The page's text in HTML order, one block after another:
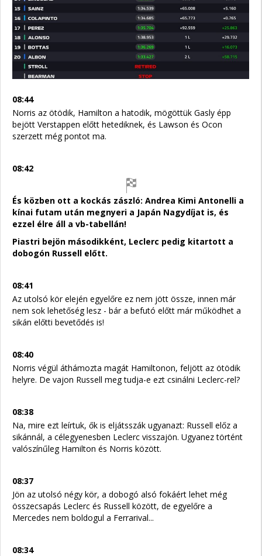
08:44
Norris az ötödik, Hamilton a hatodik, mögöttük Gasly épp
bejött Verstappen előtt hetediknek, és Lawson és Ocon
szerzett még pontot ma.
08:42
És közben ott a kockás zászló: Andrea Kimi Antonelli a
kínai futam után megnyeri a Japán Nagydíjat is, és
ezzel élre áll a vb-tabellán!
Piastri bejön másodikként, Leclerc pedig kitartott a
dobogón Russell előtt.
08:41
Az utolsó kör elején egyelőre ez nem jött össze, innen már
nem sok lehetőség lesz - bár a befutó előtt már működhet a
sikán előtti bevetődés is!
08:40
Norris végül áthámozta magát Hamiltonon, feljött az ötödik
helyre. De vajon Russell meg tudja-e ezt csinálni Leclerc-rel?
08:38
Na, mire ezt leírtuk, ők is eljátsszák ugyanazt: Russell előz a
sikánnál, a célegyenesben Leclerc visszajön. Ugyanez történt
valószínűleg Hamilton és Norris között.
08:37
Jön az utolsó négy kör, a dobogó alsó fokáért lehet még
összecsapás Leclerc és Russell között, de egyelőre a
Mercedes nem boldogul a Ferrarival...
08:34